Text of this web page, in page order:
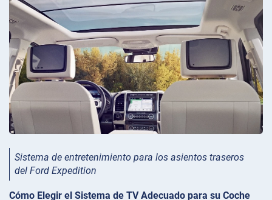
Sistema de entretenimiento para los asientos traseros
del Ford Expedition
Cómo Elegir el Sistema de TV Adecuado para su Coche